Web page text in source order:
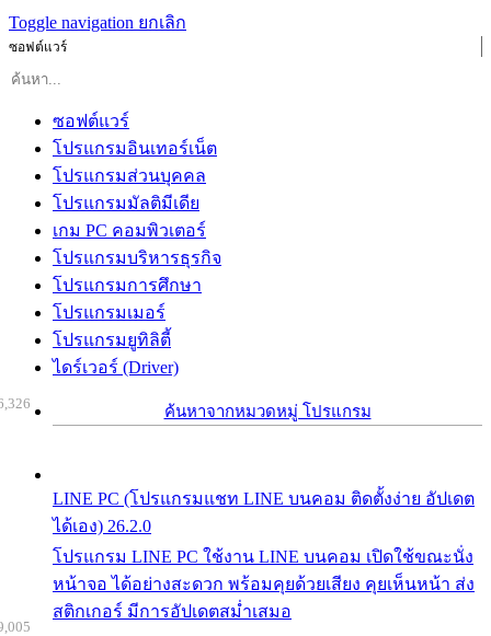
Toggle navigation ยกเลิก
ซอฟต์แวร์
ซอฟต์แวร์
โปรแกรมอินเทอร์เน็ต
โปรแกรมส่วนบุคคล
โปรแกรมมัลติมีเดีย
เกม PC คอมพิวเตอร์
โปรแกรมบริหารธุรกิจ
โปรแกรมการศึกษา
โปรแกรมเมอร์
โปรแกรมยูทิลิตี้
ไดร์เวอร์ (Driver)
ค้นหาจากหมวดหมู่ โปรแกรม
LINE PC (โปรแกรมแชท LINE บนคอม ติดตั้งง่าย อัปเดต
ได้เอง) 26.2.0
โปรแกรม LINE PC ใช้งาน LINE บนคอม เปิดใช้ขณะนั่ง
หน้าจอ ได้อย่างสะดวก พร้อมคุยด้วยเสียง คุยเห็นหน้า ส่ง
สติกเกอร์ มีการอัปเดตสม่ำเสมอ